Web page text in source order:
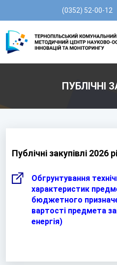
(0352) 52-00-12
ПУБЛІЧНІ
Публічні закупівлі 2026
Обгрунтування
характеристик
бюджетного
вартості предмета
енергія)